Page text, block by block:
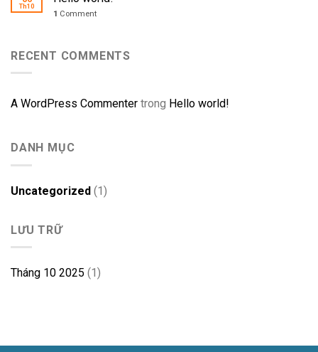
Th10
1 Comment
RECENT COMMENTS
A WordPress Commenter trong Hello world!
DANH MỤC
Uncategorized (1)
LƯU TRỮ
Tháng 10 2025 (1)